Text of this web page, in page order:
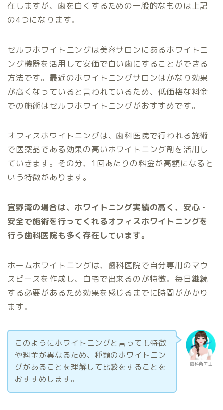
在しますが、歯を白くするための一般的なものは上記
の4つになります。
セルフホワイトニングは美容サロンにあるホワイトニ
ング機器を活用して安価で白い歯にすることができる
方法です。最近のホワイトニングサロンはかなり効果
が高くなっていると言われているため、低価格な料金
での施術はセルフホワイトニングがおすすめです。
オフィスホワイトニングは、歯科医院で行われる施術
で医薬品である効果の高いホワイトニング剤を活用し
ていきます。その分、1回あたりの料金が高額になると
いう特徴があります。
宜野湾の場合は、ホワイトニング実績の高く、安心・
安全で施術を行ってくれるオフィスホワイトニングを
行う歯科医院も多く存在しています。
ホームホワイトニングは、歯科医院で自分専用のマウ
スピースを作成し、自宅で出来るのが特徴。毎日継続
する必要があるため効果を感じるまでに時間がかかり
ます。
歯科衛生士
このようにホワイトニングと言っても特徴
や料金が異なるため、種類のホワイトニン
グがあることを理解して比較をすることを
おすすめします。